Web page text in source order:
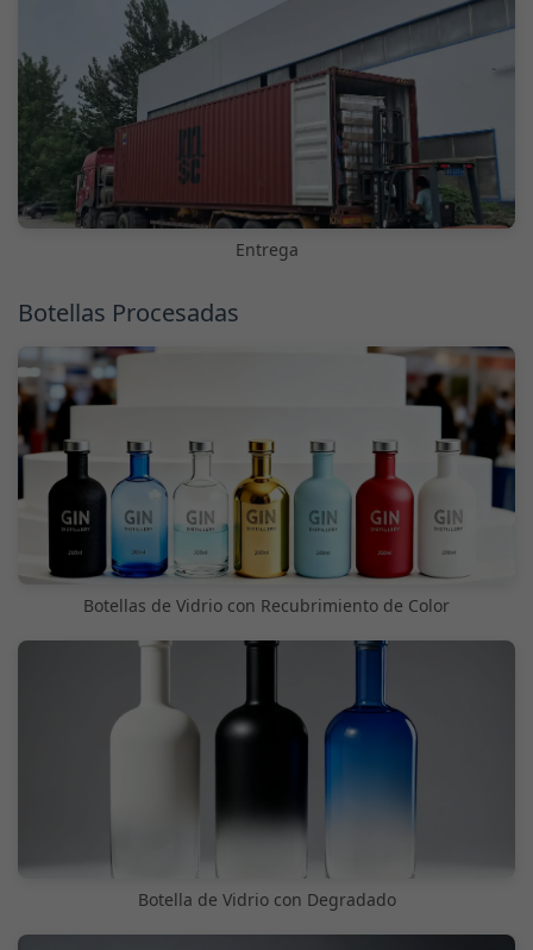
Entrega
Botellas Procesadas
Botellas de Vidrio con Recubrimiento de Color
Botella de Vidrio con Degradado